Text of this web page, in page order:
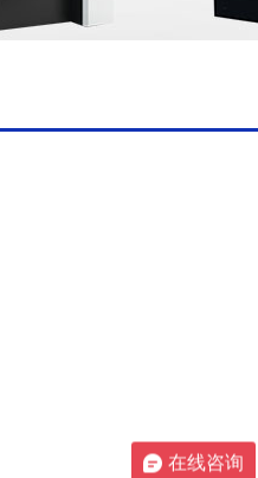
在线咨询